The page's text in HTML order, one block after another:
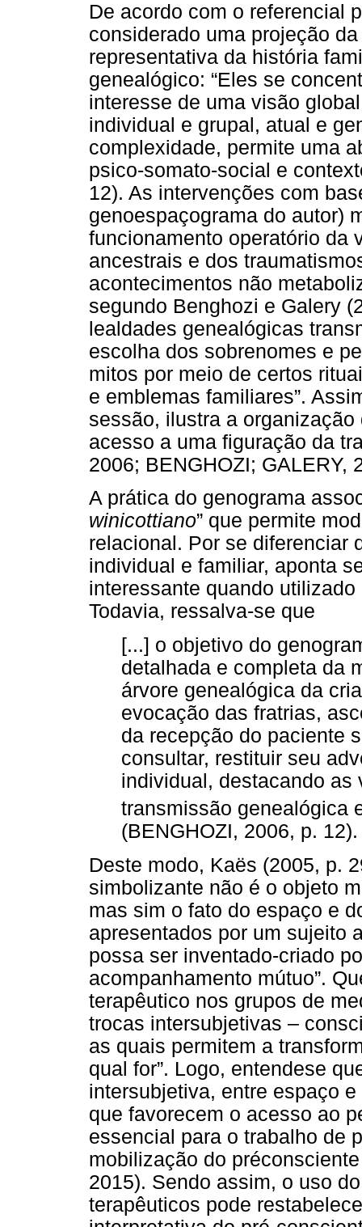
De acordo com o referencial
considerado uma projeção
representativa da história
genealógico: “Eles se
interesse de uma visão
individual e grupal, atual e
complexidade, permite uma
psico-somato-social e
12). As intervenções com
genoespaçograma do autor)
funcionamento operatório da
ancestrais e dos
acontecimentos não
segundo Benghozi e Galery
lealdades genealógicas
escolha dos sobrenomes e
mitos por meio de certos
e emblemas familiares”.
sessão, ilustra a
acesso a uma figuração da
2006; BENGHOZI; GALERY,
A prática do genograma
winicottiano” que permite
relacional. Por se diferenciar
individual e familiar, aponta
interessante quando
Todavia, ressalva-se que
[...] o objetivo do
detalhada e completa da
árvore genealógica da
evocação das fratrias,
da recepção do paciente
consultar, restituir seu
individual, destacando as
transmissão genealógica
(BENGHOZI, 2006, p. 12).
Deste modo, Kaës (2005, p.
simbolizante não é o objeto
mas sim o fato do espaço e
apresentados por um sujeito
possa ser inventado-criado
acompanhamento mútuo”.
terapêutico nos grupos de
trocas intersubjetivas –
as quais permitem a
qual for”. Logo, entendese
intersubjetiva, entre espaço
que favorecem o acesso ao
essencial para o trabalho de
mobilização do
2015). Sendo assim, o uso
terapêuticos pode